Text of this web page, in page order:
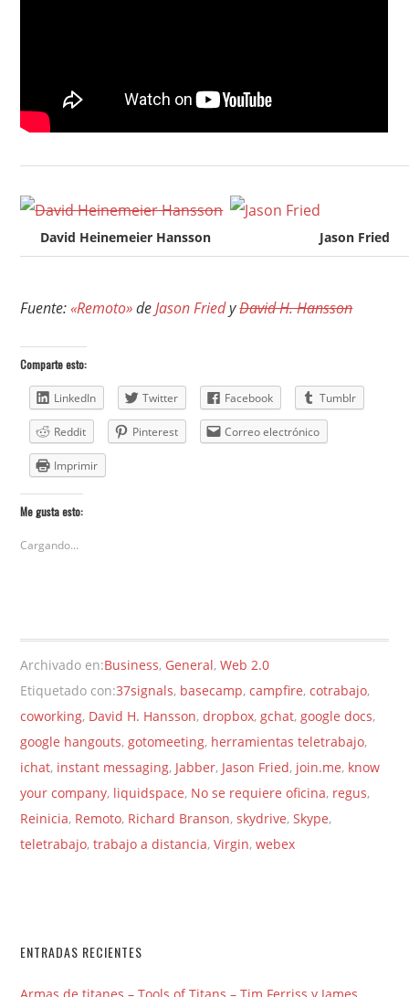
David Heinemeier Hansson Jason Fried
Fuente:«Remoto»deJason FriedyDavid H. Hansson
Comparte esto:
LinkedIn Twitter Facebook Tumblr
Reddit Pinterest Correo electrónico
Imprimir
Me gusta esto:
Cargando...
Archivado en:Business, General,Web 2.0
Etiquetado con:37signals, basecamp,campfire,cotrabajo,
coworking, David H. Hansson,dropbox,gchat,google docs,
google hangouts,gotomeeting, herramientas teletrabajo,
ichat, instant messaging, Jabber, Jason Fried, join.me, know
your company, liquidspace, No se requiere oficina, regus,
Reinicia, Remoto, Richard Branson,skydrive,Skype,
teletrabajo,trabajo a distancia,Virgin,webex
ENTRADAS RECIENTES